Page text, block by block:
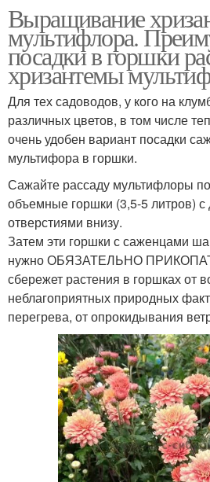
Выращивание
мультифлора.
посадки в горшки
хризантемы
Для тех садоводов, у кого на
различных цветов, в том числе
очень удобен вариант посадки
мультифора в горшки.
Сажайте рассаду мультифлоры
объемные горшки (3,5-5 литров)
отверстиями внизу.
Затем эти горшки с саженцами
нужно ОБЯЗАТЕЛЬНО
сбережет растения в горшках от
неблагоприятных природных
перегрева, от опрокидывания